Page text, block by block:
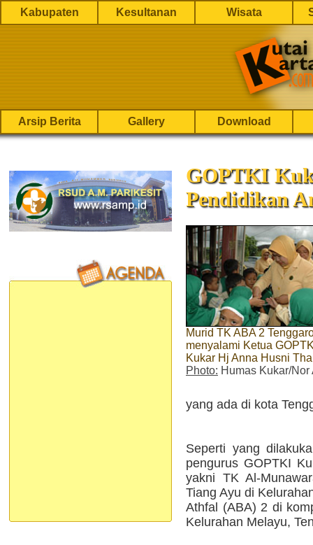
Kabupaten Kesultanan Wisata
Arsip Berita Gallery Download
GOPTKI
Pendidikan
Murid TK ABA 2
menyalami Ketua
Kukar Hj Anna Husni
Photo: Humas Kukar/Nor
yang ada di kota
Seperti yang
pengurus GOPTKI
yakni TK Al-
Tiang Ayu di
Athfal (ABA) 2 di
Kelurahan Melayu,